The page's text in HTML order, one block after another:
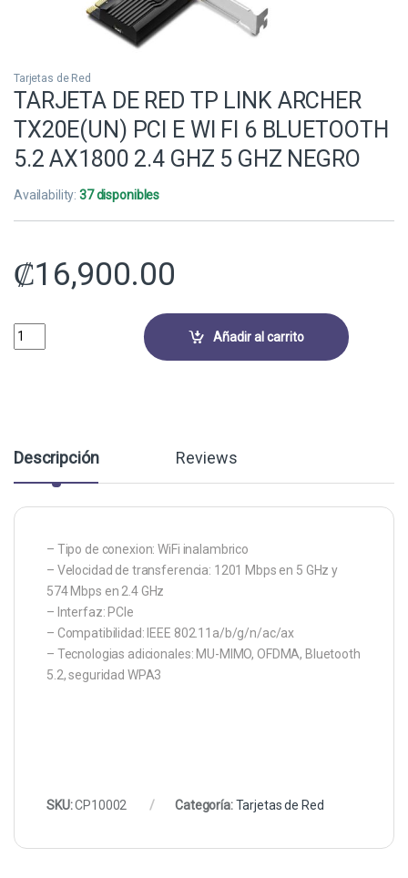
Tarjetas de Red
TARJETA DE RED TP LINK ARCHER
TX20E(UN) PCI E WI FI 6 BLUETOOTH
5.2 AX1800 2.4 GHZ 5 GHZ NEGRO
Availability:37 disponibles
₡16,900.00
TARJETA DE RED TP LINK ARCHER TX20E(UN) PCI E WI FI 6
Añadir al carrito
Descripción Reviews
– Tipo de conexion: WiFi inalambrico
– Velocidad de transferencia: 1201 Mbps en 5 GHz y
574 Mbps en 2.4 GHz
– Interfaz: PCIe
– Compatibilidad: IEEE 802.11a/b/g/n/ac/ax
– Tecnologias adicionales: MU-MIMO, OFDMA, Bluetooth
5.2, seguridad WPA3
SKU:CP10002 Categoría:Tarjetas de Red